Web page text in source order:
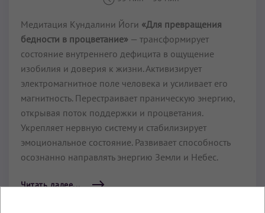
Медитация Кундалини Йоги «Для превращения
бедности в процветание» — трансформирует
состояние внутреннего дефицита в ощущение
изобилия и доверия к жизни. Активизирует
электромагнитное поле человека и усиливает его
магнитность. Перестраивает праническую энергию,
открывая поток поддержки и процветания.
Укрепляет нервную систему и стабилизирует
эмоциональное состояние. Развивает способность
осознанно направлять энергию Земли и Небес.
Читать далее...